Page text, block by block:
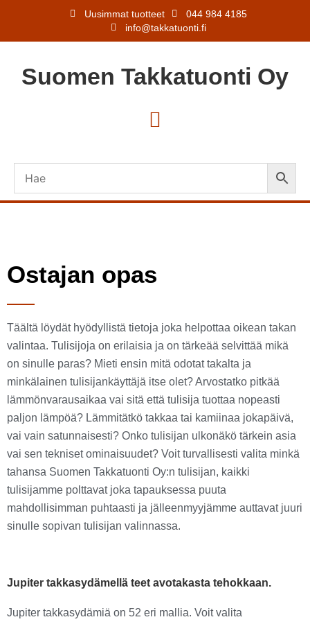
Uusimmat tuotteet
044 984 4185
info@takkatuonti.fi
Suomen Takkatuonti Oy
Ostajan opas
Täältä löydät hyödyllistä tietoja joka helpottaa oikean takan
valintaa. Tulisijoja on erilaisia ja on tärkeää selvittää mikä
on sinulle paras? Mieti ensin mitä odotat takalta ja
minkälainen tulisijankäyttäjä itse olet? Arvostatko pitkää
lämmönvarausaikaa vai sitä että tulisija tuottaa nopeasti
paljon lämpöä? Lämmitätkö takkaa tai kamiinaa jokapäivä,
vai vain satunnaisesti? Onko tulisijan ulkonäkö tärkein asia
vai sen tekniset ominaisuudet? Voit turvallisesti valita minkä
tahansa Suomen Takkatuonti Oy:n tulisijan, kaikki
tulisijamme polttavat joka tapauksessa puuta
mahdollisimman puhtaasti ja jälleenmyyjämme auttavat juuri
sinulle sopivan tulisijan valinnassa.
Jupiter takkasydämellä teet avotakasta tehokkaan.
Jupiter takkasydämiä on 52 eri mallia. Voit valita